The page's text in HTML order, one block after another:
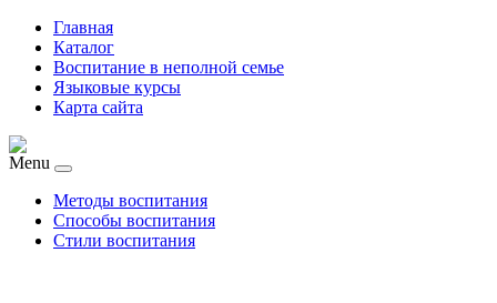
Главная
Каталог
Воспитание в неполной семье
Языковые курсы
Карта сайта
Menu
Методы воспитания
Способы воспитания
Стили воспитания